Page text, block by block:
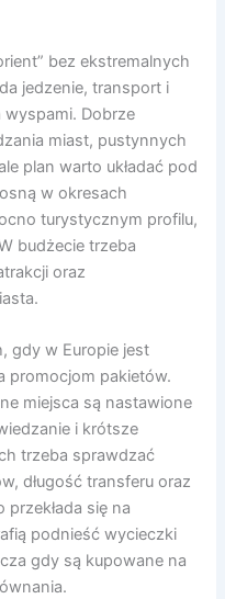
bez ekstremalnych
jedzenie, transport i
Dobrze
miast, pustynnych
plan warto układać pod
w okresach
turystycznym profilu,
budżecie trzeba
oraz
gdy w Europie jest
promocjom pakietów.
miejsca są nastawione
i krótsze
trzeba sprawdzać
długość transferu oraz
się na
podnieść wycieczki
gdy są kupowane na